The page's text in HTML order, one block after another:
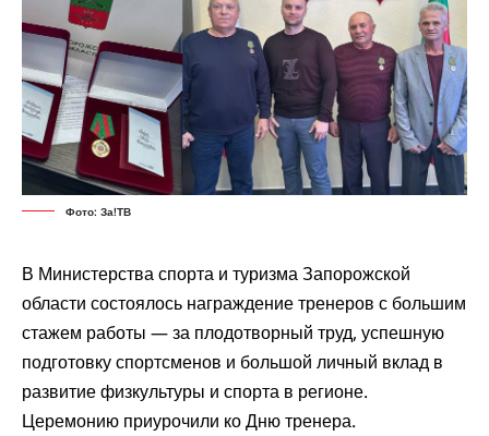
Фото: За!ТВ
В Министерства спорта и туризма Запорожской
области состоялось награждение тренеров с большим
стажем работы — за плодотворный труд, успешную
подготовку спортсменов и большой личный вклад в
развитие физкультуры и спорта в регионе.
Церемонию приурочили ко Дню тренера.